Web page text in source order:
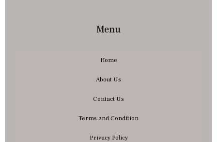
Menu
Home
About Us
Contact Us
Terms and Condition
Privacy Policy